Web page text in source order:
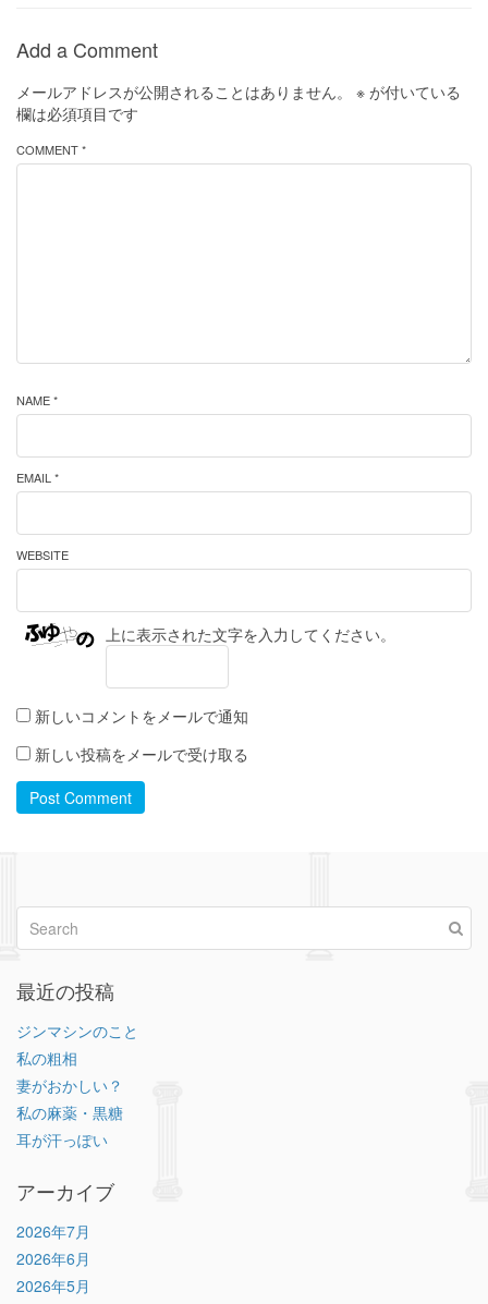
Add a Comment
メールアドレスが公開されることはありません。 ※ が付いている
欄は必須項目です
COMMENT *
NAME *
EMAIL *
WEBSITE
上に表示された文字を入力してください。
新しいコメントをメールで通知
新しい投稿をメールで受け取る
Post Comment
最近の投稿
ジンマシンのこと
私の粗相
妻がおかしい？
私の麻薬・黒糖
耳が汗っぽい
アーカイブ
2026年7月
2026年6月
2026年5月